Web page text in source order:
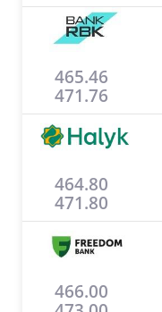
465.46
471.76
464.80
471.80
466.00